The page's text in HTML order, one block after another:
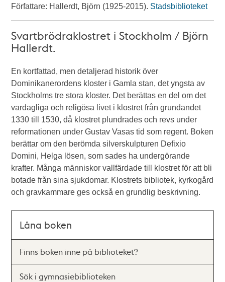
Författare: Hallerdt, Björn (1925-2015). Stadsbiblioteket
Svartbrödraklostret i Stockholm / Björn
Hallerdt.
En kortfattad, men detaljerad historik över
Dominikanerordens kloster i Gamla stan, det yngsta av
Stockholms tre stora kloster. Det berättas en del om det
vardagliga och religösa livet i klostret från grundandet
1330 till 1530, då klostret plundrades och revs under
reformationen under Gustav Vasas tid som regent. Boken
berättar om den berömda silverskulpturen Defixio
Domini, Helga lösen, som sades ha undergörande
krafter. Många människor vallfärdade till klostret för att bli
botade från sina sjukdomar. Klostrets bibliotek, kyrkogård
och gravkammare ges också en grundlig beskrivning.
Låna boken
Finns boken inne på biblioteket?
Sök i gymnasiebiblioteken